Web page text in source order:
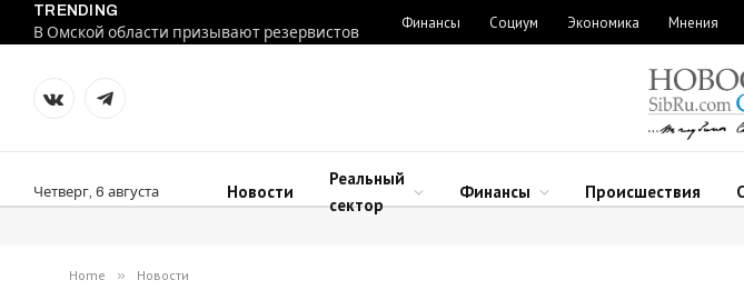
TRENDING
В Омской области призывают резервистов
Финансы Социум Экономика Мнения
VKontakteTelegram
Четверг, 6 августа Новости
Реальный
сектор
Финансы Происшествия
Home » Новости